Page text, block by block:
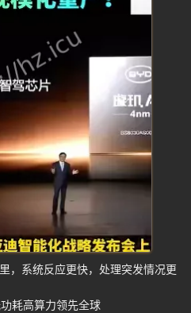
，系统反应更快，处理突发情况更
耗高算力领先全球